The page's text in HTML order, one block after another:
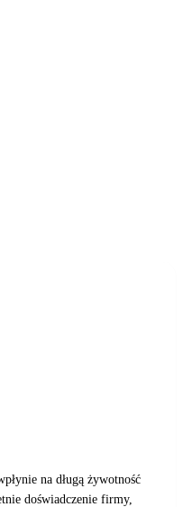
na długą żywotność
doświadczenie firmy,